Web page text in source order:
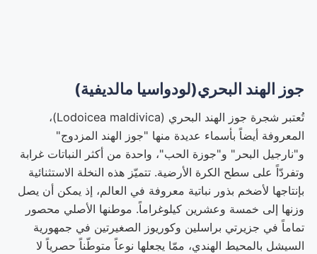
جوز الهند البحري(لودواسيا مالديفية)
تُعتبر شجرة جوز الهند البحري (Lodoicea maldivica)،
المعروفة أيضاً بأسماء عديدة منها "جوز الهند المزدوج"
و"نارجيل البحر" و"جوزة الحب"، واحدة من أكثر النباتات غرابة
وتفردّاً على سطح الكرة الأرضية. تتميّز هذه النخلة الاستثنائية
بإنتاجها لأضخم بذور نباتية معروفة في العالم، إذ يمكن أن يصل
وزنها إلى خمسة وعشرين كيلوغراماً. موطنها الأصلي محصور
تماماً في جزيرتي براسلين وكوريوز الصغيرتين في جمهورية
السيشل بالمحيط الهندي، ممّا يجعلها نوعاً متوطّناً حصرياً لا